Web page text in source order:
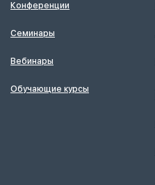
Конференции
Семинары
Вебинары
Обучающие курсы